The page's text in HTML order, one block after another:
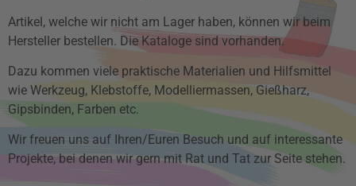
Artikel, welche wir nicht am Lager haben, können wir beim
Hersteller bestellen. Die Kataloge sind vorhanden.
Dazu kommen viele praktische Materialien und Hilfsmittel
wie Werkzeug, Klebstoffe, Modelliermassen, Gießharz,
Gipsbinden, Farben etc.
Wir freuen uns auf Ihren/Euren Besuch und auf interessante
Projekte, bei denen wir gern mit Rat und Tat zur Seite stehen.